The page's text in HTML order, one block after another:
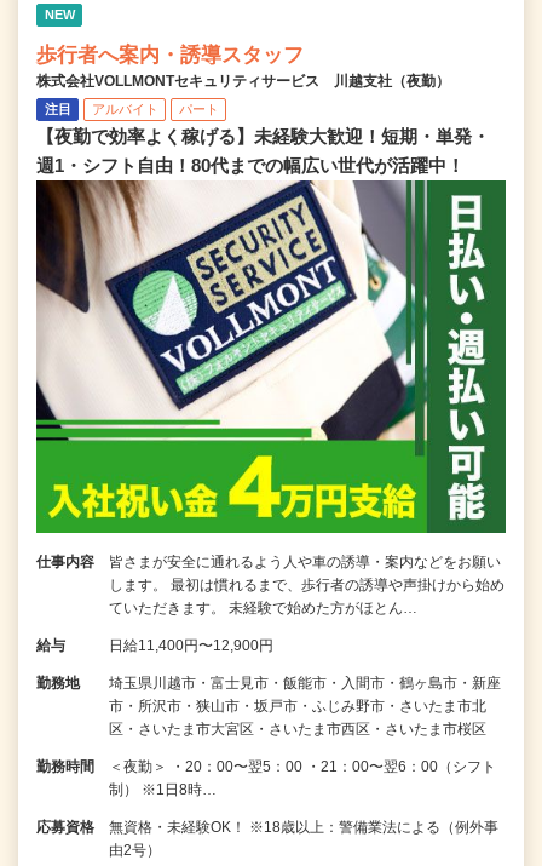
NEW
歩行者へ案内・誘導スタッフ
株式会社VOLLMONTセキュリティサービス 川越支社（夜勤）
注目 アルバイト パート
【夜勤で効率よく稼げる】未経験大歓迎！短期・単発・
週1・シフト自由！80代までの幅広い世代が活躍中！
仕事内容
皆さまが安全に通れるよう人や車の誘導・案内などをお願い
します。 最初は慣れるまで、歩行者の誘導や声掛けから始め
ていただきます。 未経験で始めた方がほとん…
給与 日給11,400円〜12,900円
勤務地
埼玉県川越市・富士見市・飯能市・入間市・鶴ヶ島市・新座
市・所沢市・狭山市・坂戸市・ふじみ野市・さいたま市北
区・さいたま市大宮区・さいたま市西区・さいたま市桜区
勤務時間
＜夜勤＞ ・20：00〜翌5：00 ・21：00〜翌6：00（シフト
制） ※1日8時…
応募資格
無資格・未経験OK！ ※18歳以上：警備業法による（例外事
由2号）